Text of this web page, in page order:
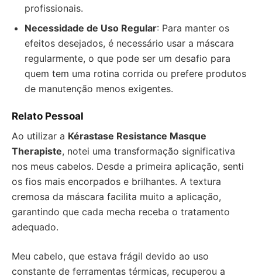
profissionais.
Necessidade de Uso Regular: Para manter os
efeitos desejados, é necessário usar a máscara
regularmente, o que pode ser um desafio para
quem tem uma rotina corrida ou prefere produtos
de manutenção menos exigentes.
Relato Pessoal
Ao utilizar a Kérastase Resistance Masque
Therapiste, notei uma transformação significativa
nos meus cabelos. Desde a primeira aplicação, senti
os fios mais encorpados e brilhantes. A textura
cremosa da máscara facilita muito a aplicação,
garantindo que cada mecha receba o tratamento
adequado.
Meu cabelo, que estava frágil devido ao uso
constante de ferramentas térmicas, recuperou a